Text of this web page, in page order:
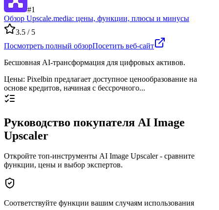
#1
Обзор Upscale.media: цены, функции, плюсы и минусы
3.5 / 5
Посмотреть полный обзорПосетить веб-сайт
Бесшовная AI-трансформация для цифровых активов.
Цены: Pixelbin предлагает доступное ценообразование на
основе кредитов, начиная с бессрочного...
Руководство покупателя AI Image
Upscaler
Откройте топ-инструменты AI Image Upscaler - сравните
функции, цены и выбор экспертов.
Соответствуйте функции вашим случаям использования